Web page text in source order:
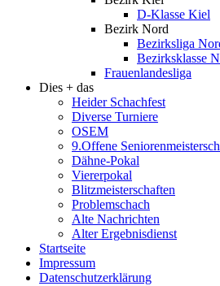
D-Klasse Kiel
Bezirk Nord
Bezirksliga
Bezirksklasse
Frauenlandesliga
Dies + das
Heider Schachfest
Diverse Turniere
OSEM
9.Offene
Dähne-Pokal
Viererpokal
Blitzmeisterschaften
Problemschach
Alte Nachrichten
Alter Ergebnisdienst
Startseite
Impressum
Datenschutzerklärung